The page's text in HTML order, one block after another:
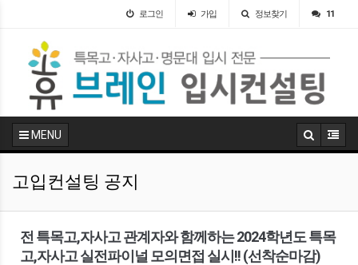
로그인 가입 정보찾기 11
MENU
고입컨설팅 공지
전 특목고,자사고 관계자와 함께하는 2024학년도 특목
고,자사고 실전파이널 모의면접 실시!! (선착순마감)